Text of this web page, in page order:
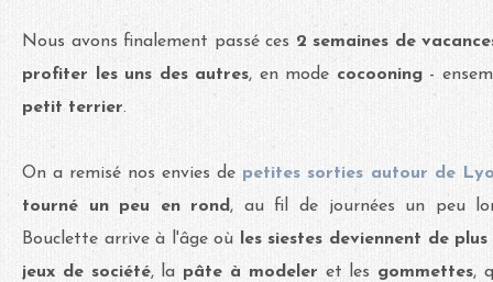
Nous avons finalement passé ces 2 semaines de
profiter les uns des autres, en mode cocooning -
petit terrier.
On a remisé nos envies de petites sorties autour de
tourné un peu en rond, au fil de journées un peu
Bouclette arrive à l'âge où
les siestes deviennent de
jeux de société, la pâte à modeler et les gommettes,